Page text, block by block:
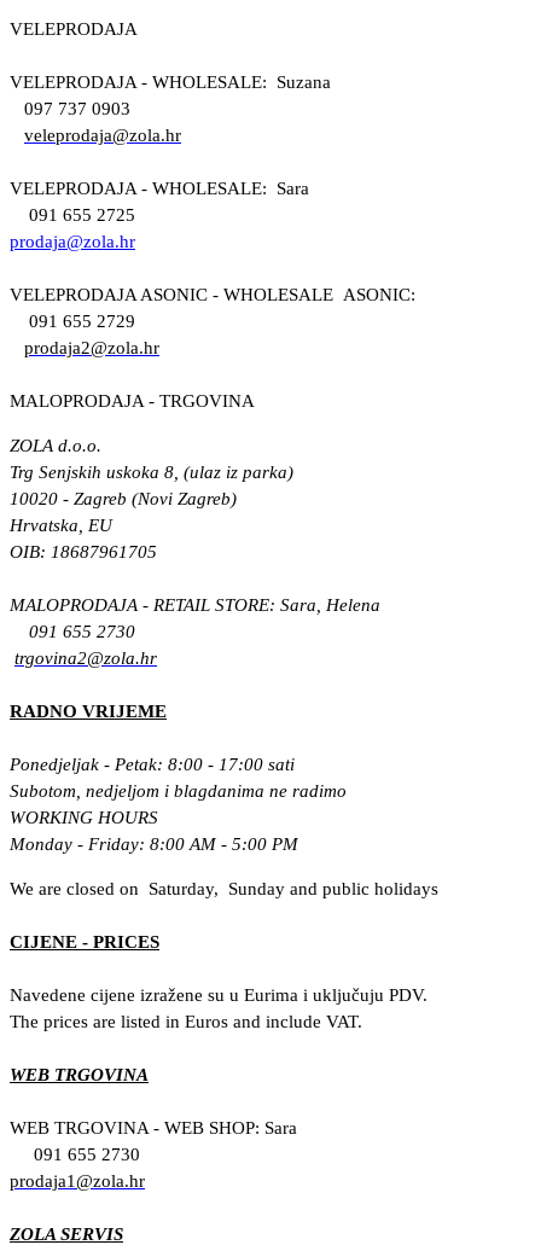
VELEPRODAJA
VELEPRODAJA - WHOLESALE: Suzana
097 737 0903
veleprodaja@zola.hr
VELEPRODAJA - WHOLESALE: Sara
091 655 2725
prodaja@zola.hr
VELEPRODAJA ASONIC - WHOLESALE ASONIC:
091 655 2729
prodaja2@zola.hr
MALOPRODAJA - TRGOVINA
ZOLA d.o.o.
Trg Senjskih uskoka 8, (ulaz iz parka)
10020 - Zagreb (Novi Zagreb)
Hrvatska, EU
OIB: 18687961705
MALOPRODAJA - RETAIL STORE: Sara, Helena
091 655 2730
trgovina2@zola.hr
RADNO VRIJEME
Ponedjeljak - Petak: 8:00 - 17:00 sati
Subotom, nedjeljom i blagdanima ne radimo
WORKING HOURS
Monday - Friday: 8:00 AM - 5:00 PM
We are closed on Saturday, Sunday and public holidays
CIJENE - PRICES
Navedene cijene izražene su u Eurima i uključuju PDV.
The prices are listed in Euros and include VAT.
WEB TRGOVINA
WEB TRGOVINA - WEB SHOP: Sara
091 655 2730
prodaja1@zola.hr
ZOLA SERVIS